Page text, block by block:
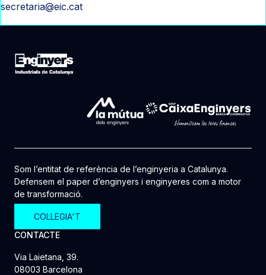
secretaria@eic.cat
Som l’entitat de referència de l’enginyeria a Catalunya.
Defensem el paper d’enginyers i enginyeres com a motor
de transformació.
COL·LEGIA'T
CONTACTE
Via Laietana, 39.
08003 Barcelona